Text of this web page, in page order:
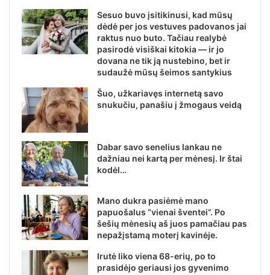
Sesuo buvo įsitikinusi, kad mūsų
dėdė per jos vestuves padovanos jai
raktus nuo buto. Tačiau realybė
pasirodė visiškai kitokia — ir jo
dovana ne tik ją nustebino, bet ir
sudaužė mūsų šeimos santykius
Šuo, užkariavęs internetą savo
snukučiu, panašiu į žmogaus veidą
Dabar savo senelius lankau ne
dažniau nei kartą per mėnesį. Ir štai
kodėl…
Mano dukra pasiėmė mano
papuošalus “vienai šventei”. Po
šešių mėnesių aš juos pamačiau pas
nepažįstamą moterį kavinėje.
Irutė liko viena 68-erių, po to
prasidėjo geriausi jos gyvenimo